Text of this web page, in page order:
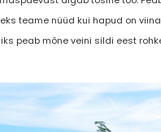
teame nüüd kui hapud on
peab mõne veini sildi eest